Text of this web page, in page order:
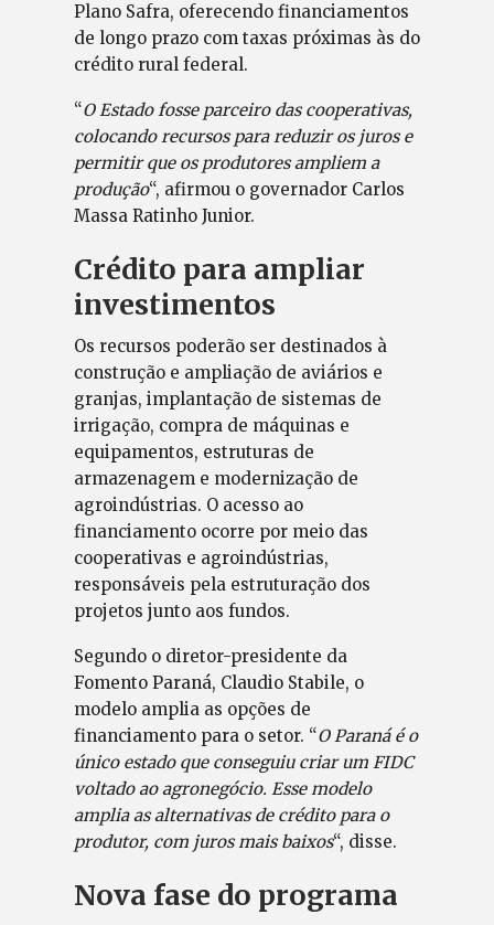
Plano Safra, oferecendo financiamentos
de longo prazo com taxas próximas às do
crédito rural federal.
“O Estado fosse parceiro das cooperativas,
colocando recursos para reduzir os juros e
permitir que os produtores ampliem a
produção“, afirmou o governador Carlos
Massa Ratinho Junior.
Crédito para ampliar
investimentos
Os recursos poderão ser destinados à
construção e ampliação de aviários e
granjas, implantação de sistemas de
irrigação, compra de máquinas e
equipamentos, estruturas de
armazenagem e modernização de
agroindústrias. O acesso ao
financiamento ocorre por meio das
cooperativas e agroindústrias,
responsáveis pela estruturação dos
projetos junto aos fundos.
Segundo o diretor-presidente da
Fomento Paraná, Claudio Stabile, o
modelo amplia as opções de
financiamento para o setor. “O Paraná é o
único estado que conseguiu criar um FIDC
voltado ao agronegócio. Esse modelo
amplia as alternativas de crédito para o
produtor, com juros mais baixos“, disse.
Nova fase do programa